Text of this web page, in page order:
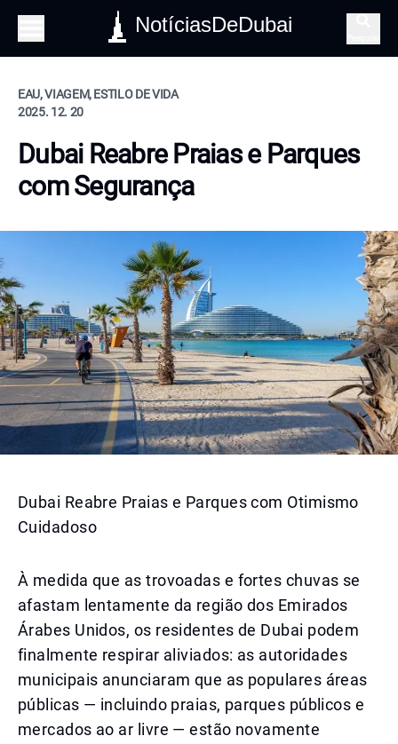
NotíciasDeDubai
EAU, VIAGEM, ESTILO DE VIDA
2025. 12. 20
Dubai Reabre Praias e Parques
com Segurança
Dubai Reabre Praias e Parques com Otimismo
Cuidadoso
À medida que as trovoadas e fortes chuvas se
afastam lentamente da região dos Emirados
Árabes Unidos, os residentes de Dubai podem
finalmente respirar aliviados: as autoridades
municipais anunciaram que as populares áreas
públicas — incluindo praias, parques públicos e
mercados ao ar livre — estão novamente